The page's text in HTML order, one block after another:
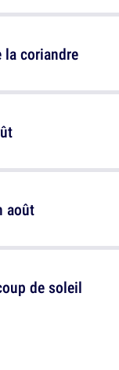
la coriandre
août
de soleil